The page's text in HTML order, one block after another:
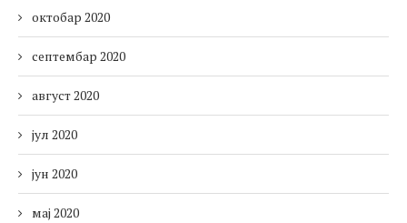
октобар 2020
септембар 2020
август 2020
јул 2020
јун 2020
мај 2020